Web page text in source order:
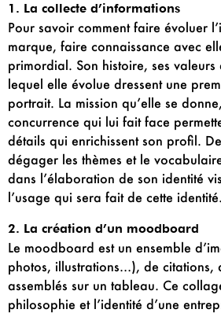
1. La collecte d’informations
Pour savoir comment faire évoluer
marque, faire connaissance avec
primordial. Son histoire, ses valeurs
lequel elle évolue dressent une
portrait. La mission qu’elle se
concurrence qui lui fait face
détails qui enrichissent son profil.
dégager les thèmes et le
dans l’élaboration de son identité
l’usage qui sera fait de cette identité.
2. La création d’un moodboard
Le moodboard est un ensemble
photos, illustrations…), de citations,
assemblés sur un tableau. Ce
philosophie et l’identité d’une